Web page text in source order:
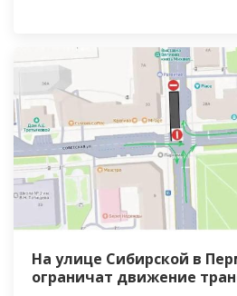
На улице Сибирской в
ограничат движение